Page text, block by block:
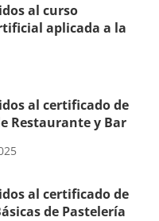
al curso
aplicada a la
al certificado de
Restaurante y Bar
al certificado de
de Pastelería